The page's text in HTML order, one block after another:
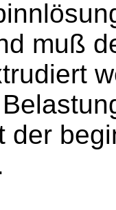
muß
der